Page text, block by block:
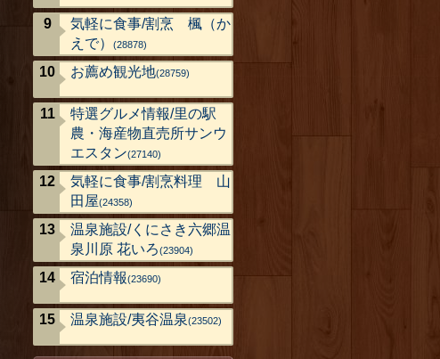
気軽に食事/割烹 楓（か
えで）
(28878)
お薦め観光地(28759)
特選グルメ情報/里の駅
農・海産物直売所サンウ
エスタン(27140)
気軽に食事/割烹料理 山
田屋(24358)
温泉施設/くにさき六郷温
泉川原 花いろ(23904)
宿泊情報(23690)
温泉施設/夷谷温泉(23502)